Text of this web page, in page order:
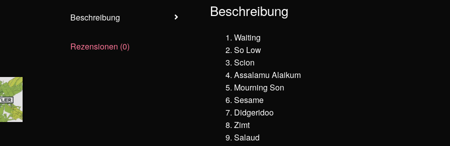
Beschreibung
Rezensionen (0)
Beschreibung
Waiting
So Low
Scion
Assalamu Alaikum
Mourning Son
Sesame
Didgeridoo
Zimt
Salaud